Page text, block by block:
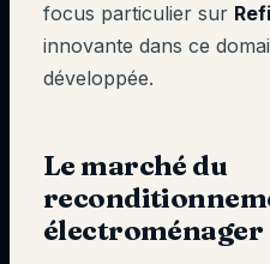
focus particulier sur
innovante dans ce
développée.
Le marché du
électroménager